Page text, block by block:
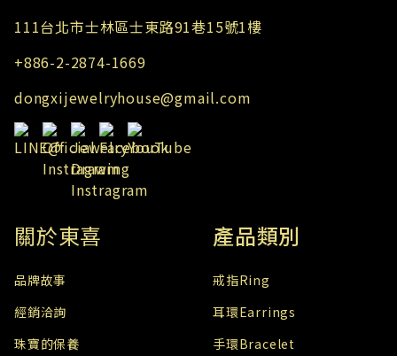
111台北市士林區士東路91巷15號1樓
+886-2-2874-1669
dongxijewelryhouse@gmail.com
關於東喜
​品牌故事
經銷洽詢
珠寶的保養
產品類別
戒指Ring
耳環Earrings
手環Bracelet